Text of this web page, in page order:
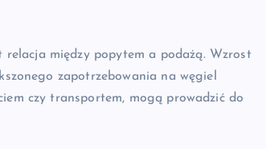
relacja między popytem a podażą. Wzrost
zapotrzebowania na węgiel
czy transportem, mogą prowadzić do